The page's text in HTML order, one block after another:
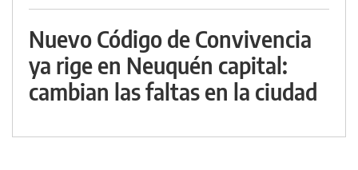
Nuevo Código de Convivencia
ya rige en Neuquén capital:
cambian las faltas en la ciudad